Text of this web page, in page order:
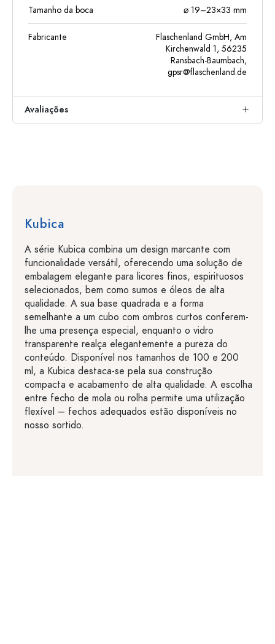
Tamanho da boca ⌀ 19–23×33 mm
Fabricante
Flaschenland GmbH, Am
Kirchenwald 1, 56235
Ransbach-Baumbach,
gpsr@flaschenland.de
Avaliações
Kubica
A série Kubica combina um design marcante com
funcionalidade versátil, oferecendo uma solução de
embalagem elegante para licores finos, espirituosos
selecionados, bem como sumos e óleos de alta
qualidade. A sua base quadrada e a forma
semelhante a um cubo com ombros curtos conferem-
lhe uma presença especial, enquanto o vidro
transparente realça elegantemente a pureza do
conteúdo. Disponível nos tamanhos de 100 e 200
ml, a Kubica destaca-se pela sua construção
compacta e acabamento de alta qualidade. A escolha
entre fecho de mola ou rolha permite uma utilização
flexível – fechos adequados estão disponíveis no
nosso sortido.